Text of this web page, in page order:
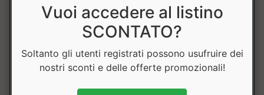
VITAMINA K2 400 UI
Why Nature
Vuoi accedere al listino
SCONTATO?
Soltanto gli utenti registrati possono usufruire dei
nostri sconti e delle offerte promozionali!